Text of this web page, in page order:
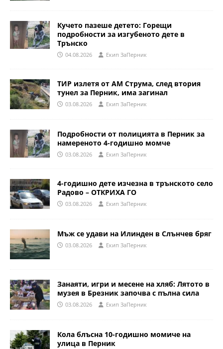
Кучето пазеше детето: Горещи
подробности за изгубеното дете в
Трънско
04.08.2026 Eкип ЗаПерник
ТИР излетя от АМ Струма, след втория
тунел за Перник, има загинал
03.08.2026 Eкип ЗаПерник
Подробности от полицията в Перник за
намереното 4-годишно момче
03.08.2026 Eкип ЗаПерник
4-годишно дете изчезна в трънското село
Радово – ОТКРИХА ГО
03.08.2026 Eкип ЗаПерник
Мъж се удави на Илинден в Слънчев бряг
03.08.2026 Eкип ЗаПерник
Занаяти, игри и месене на хляб: Лятото в
музея в Брезник започва с пълна сила
03.08.2026 Eкип ЗаПерник
Кола блъсна 10-годишно момиче на
улица в Перник